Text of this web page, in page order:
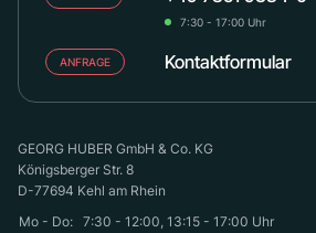
7:30 - 17:00 Uhr
ANFRAGE Kontaktformular
GEORG HUBER GmbH & Co. KG
Königsberger Str. 8
D-77694 Kehl am Rhein
Mo - Do: 7:30 - 12:00, 13:15 - 17:00 Uhr